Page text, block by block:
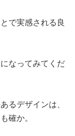
で実感される良
なってみてくだ
るデザインは、
確か。